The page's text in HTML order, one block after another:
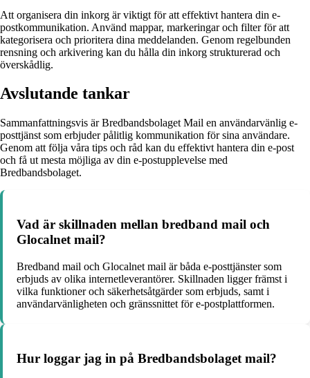
Att organisera din inkorg är viktigt för att effektivt hantera din e-
postkommunikation. Använd mappar, markeringar och filter för att
kategorisera och prioritera dina meddelanden. Genom regelbunden
rensning och arkivering kan du hålla din inkorg strukturerad och
överskådlig.
Avslutande tankar
Sammanfattningsvis är Bredbandsbolaget Mail en användarvänlig e-
posttjänst som erbjuder pålitlig kommunikation för sina användare.
Genom att följa våra tips och råd kan du effektivt hantera din e-post
och få ut mesta möjliga av din e-postupplevelse med
Bredbandsbolaget.
Vad är skillnaden mellan bredband mail och
Glocalnet mail?
Bredband mail och Glocalnet mail är båda e-posttjänster som
erbjuds av olika internetleverantörer. Skillnaden ligger främst i
vilka funktioner och säkerhetsåtgärder som erbjuds, samt i
användarvänligheten och gränssnittet för e-postplattformen.
Hur loggar jag in på Bredbandsbolaget mail?